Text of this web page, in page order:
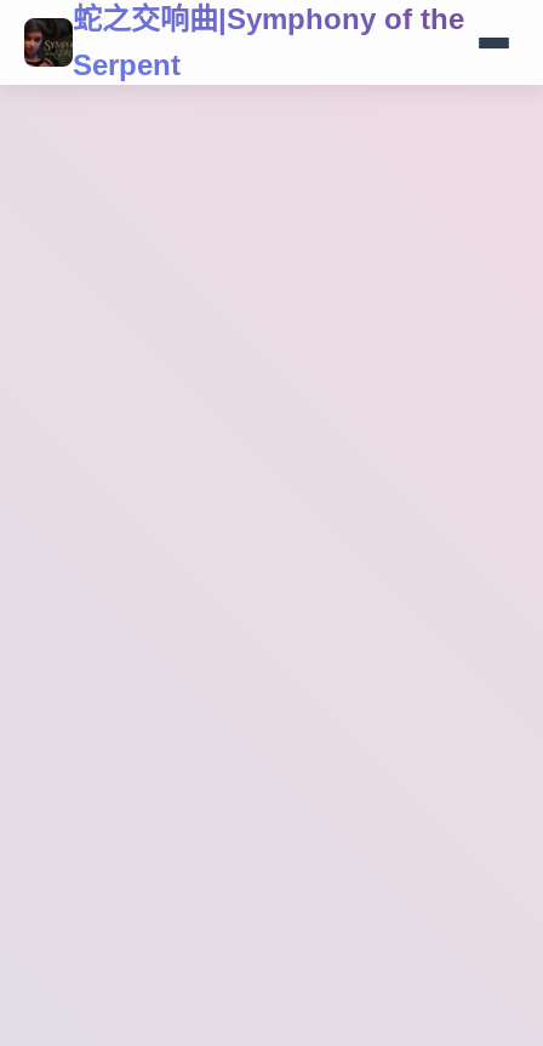
蛇之交响曲|Symphony of the
Serpent